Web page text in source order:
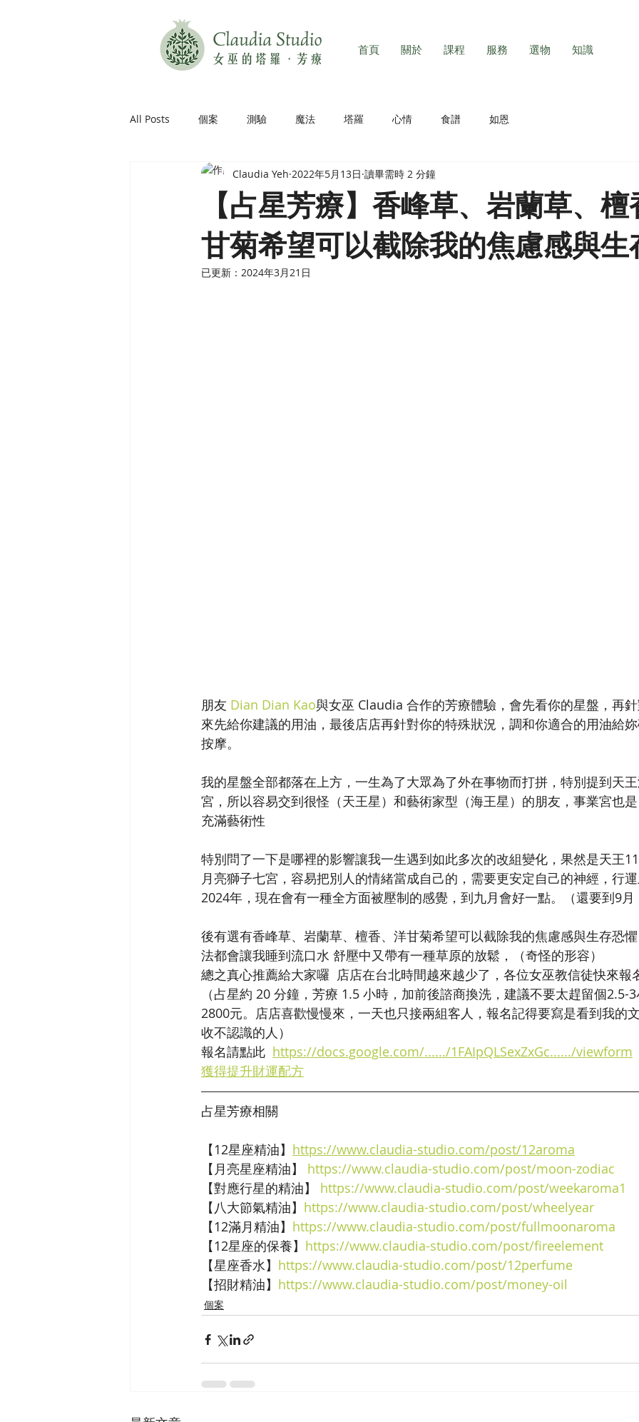
首頁 關於 課程 服務 選物 知識
All Posts 個案 測驗 魔法 塔羅 心情 食譜 如恩
【占星芳療】香峰草、岩蘭草、
甘菊希望可以截除我的焦慮感與生
Claudia Yeh 2022年5月13日 讀畢需時 2 分鐘
已更新： 2024年3月21日
朋友 Dian Dian Kao與女巫 Claudia 合作的芳療體驗，會先看你的星盤，再
來先給你建議的用油，最後店店再針對你的特殊狀況，調和你適合的用油給
按摩。
我的星盤全部都落在上方，一生為了大眾為了外在事物而打拼，特別提到天
宮，所以容易交到很怪（天王星）和藝術家型（海王星）的朋友，事業宮也
充滿藝術性
特別問了一下是哪裡的影響讓我一生遇到如此多次的改組變化，果然是天王
月亮獅子七宮，容易把別人的情緒當成自己的，需要更安定自己的神經，行
2024年，現在會有一種全方面被壓制的感覺，到九月會好一點。（還要到9月
後有選有香峰草、岩蘭草、檀香、洋甘菊希望可以截除我的焦慮感與生存恐
法都會讓我睡到流口水 舒壓中又帶有一種草原的放鬆，（奇怪的形容）
總之真心推薦給大家囉  店店在台北時間越來越少了，各位女巫教信徒快來報
（占星約 20 分鐘，芳療 1.5 小時，加前後諮商換洗，建議不要太趕留個2.5-
2800元。店店喜歡慢慢來，一天也只接兩組客人，報名記得要寫是看到我的
收不認識的人）
報名請點此 https://docs.google.com/....../1FAIpQLSexZxGc....../viewform
獲得提升財運配方
占星芳療相關
【12星座精油】 https://www.claudia-studio.com/post/12aroma
【月亮星座精油】 https://www.claudia-studio.com/post/moon-zodiac
【對應行星的精油】 https://www.claudia-studio.com/post/weekaroma1
【八大節氣精油】 https://www.claudia-studio.com/post/wheelyear
【12滿月精油】 https://www.claudia-studio.com/post/fullmoonaroma
【12星座的保養】 https://www.claudia-studio.com/post/fireelement
【星座香水】 https://www.claudia-studio.com/post/12perfume
【招財精油】 https://www.claudia-studio.com/post/money-oil
個案